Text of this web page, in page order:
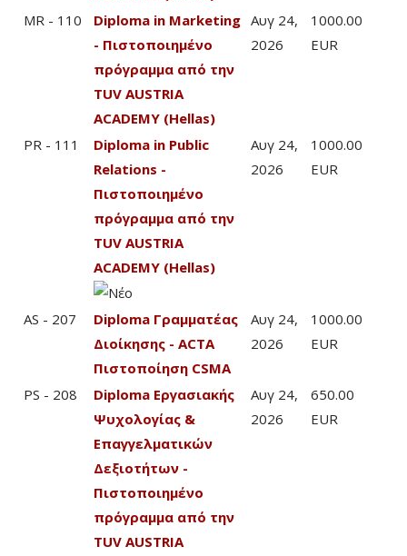
MR - 110
Diploma in Marketing
- Πιστοποιημένο
πρόγραμμα από την
TUV AUSTRIA
ACADEMY (Hellas)
Αυγ 24,
2026
1000.00
EUR
PR - 111
Diploma in Public
Relations -
Πιστοποιημένο
πρόγραμμα από την
TUV AUSTRIA
ACADEMY (Hellas)
Αυγ 24,
2026
1000.00
EUR
AS - 207
Diploma Γραμματέας
Διοίκησης - ACTA
Πιστοποίηση CSMA
Αυγ 24,
2026
1000.00
EUR
PS - 208
Diploma Εργασιακής
Ψυχολογίας &
Επαγγελματικών
Δεξιοτήτων -
Πιστοποιημένο
πρόγραμμα από την
TUV AUSTRIA
Αυγ 24,
2026
650.00
EUR